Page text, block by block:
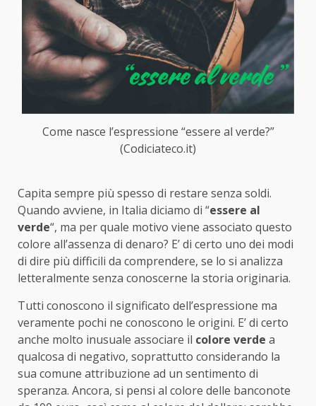
Come nasce l’espressione “essere al verde?”
(Codiciateco.it)
Capita sempre più spesso di restare senza soldi.
Quando avviene, in Italia diciamo di “essere al
verde“, ma per quale motivo viene associato questo
colore all’assenza di denaro? E’ di certo uno dei modi
di dire più difficili da comprendere, se lo si analizza
letteralmente senza conoscerne la storia originaria.
Tutti conoscono il significato dell’espressione ma
veramente pochi ne conoscono le origini. E’ di certo
anche molto inusuale associare il colore verde a
qualcosa di negativo, soprattutto considerando la
sua comune attribuzione ad un sentimento di
speranza. Ancora, si pensi al colore delle banconote